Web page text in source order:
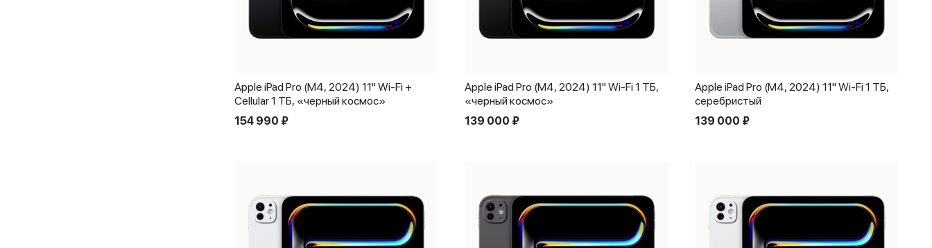
Apple iPad Pro (M4, 2024) 11" Wi-Fi +
Cellular 1 ТБ, «черный космос»
154 990 ₽
Apple iPad Pro (M4, 2024) 11" Wi-Fi 1 ТБ,
«черный космос»
139 000 ₽
Apple iPad Pro (M4, 2024) 11" Wi-Fi 1 ТБ,
серебристый
139 000 ₽